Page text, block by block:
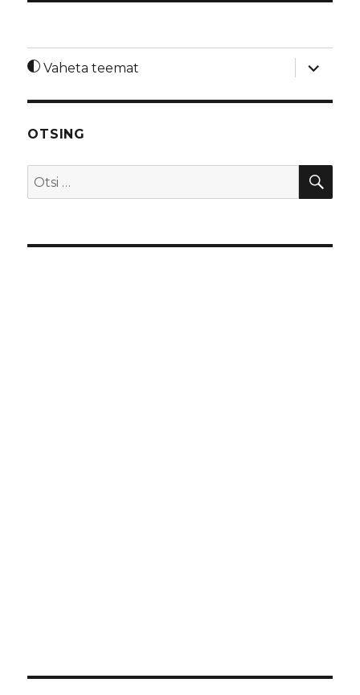
Vaheta teemat
laienda
OTSING
Otsi: